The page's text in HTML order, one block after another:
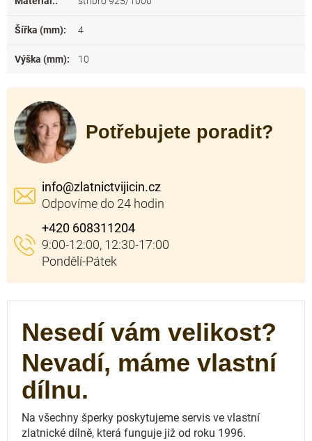
Šířka (mm): 4
Výška (mm): 10
Potřebujete poradit?
info@zlatnictvijicin.cz
+420 608311204
Nesedí vám velikost?
Nevadí, máme vlastní
dílnu.
Na všechny šperky poskytujeme servis ve vlastní
zlatnické dílně, která funguje již od roku 1996.